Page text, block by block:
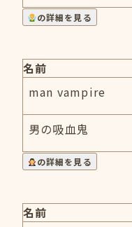
の詳細を見る
名前
man vampire
男の吸血鬼
の詳細を見る
名前